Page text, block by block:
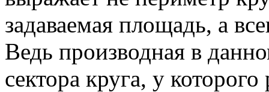
задаваемая площадь, а
Ведь производная в
сектора круга, у